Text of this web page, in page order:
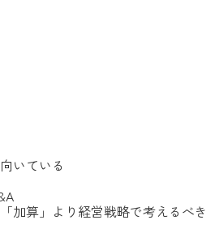
いている
加算」より経営戦略で考えるべき